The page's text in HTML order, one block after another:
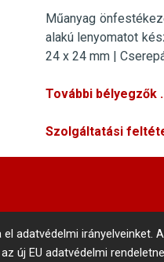
Műanyag
alakú lenyomatot
24 x 24 mm |
További bélyegzők
Szolgáltatási
el adatvédelmi irányelveinket.
új EU adatvédelmi